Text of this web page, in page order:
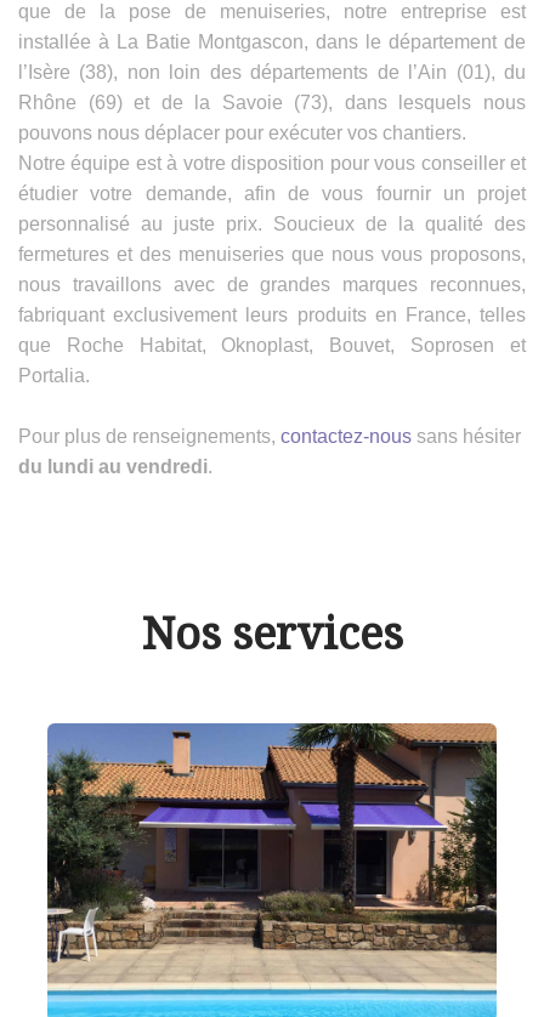
que de la pose de menuiseries, notre entreprise est
installée à La Batie Montgascon, dans le département de
l’Isère (38), non loin des départements de l’Ain (01), du
Rhône (69) et de la Savoie (73), dans lesquels nous
pouvons nous déplacer pour exécuter vos chantiers.
Notre équipe est à votre disposition pour vous conseiller et
étudier votre demande, afin de vous fournir un projet
personnalisé au juste prix. Soucieux de la qualité des
fermetures et des menuiseries que nous vous proposons,
nous travaillons avec de grandes marques reconnues,
fabriquant exclusivement leurs produits en France, telles
que Roche Habitat, Oknoplast, Bouvet, Soprosen et
Portalia.
Pour plus de renseignements, contactez-nous sans hésiter
du lundi au vendredi.
Nos services